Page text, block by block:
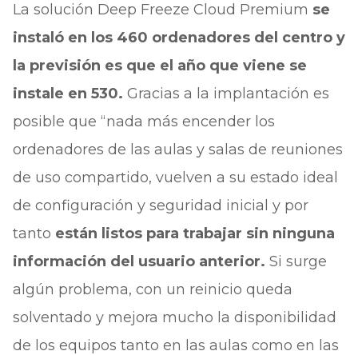
La solución Deep Freeze Cloud Premium se
instaló en los 460 ordenadores del centro y
la previsión es que el año que viene se
instale en 530. Gracias a la implantación es
posible que “nada más encender los
ordenadores de las aulas y salas de reuniones
de uso compartido, vuelven a su estado ideal
de configuración y seguridad inicial y por
tanto están listos para trabajar sin ninguna
información del usuario anterior. Si surge
algún problema, con un reinicio queda
solventado y mejora mucho la disponibilidad
de los equipos tanto en las aulas como en las